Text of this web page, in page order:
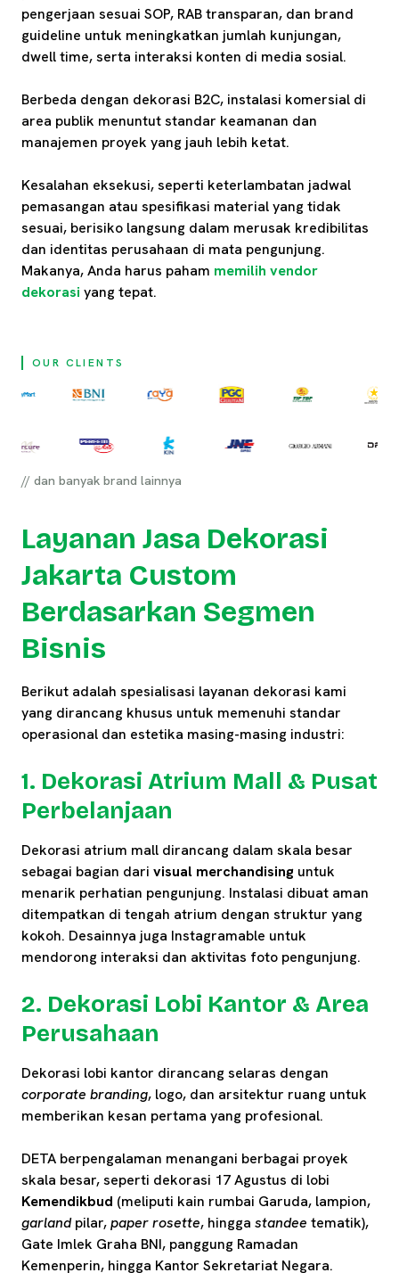
pengerjaan sesuai SOP, RAB transparan, dan brand
guideline untuk meningkatkan jumlah kunjungan,
dwell time, serta interaksi konten di media sosial.
Berbeda dengan dekorasi B2C, instalasi komersial di
area publik menuntut standar keamanan dan
manajemen proyek yang jauh lebih ketat.
Kesalahan eksekusi, seperti keterlambatan jadwal
pemasangan atau spesifikasi material yang tidak
sesuai, berisiko langsung dalam merusak kredibilitas
dan identitas perusahaan di mata pengunjung.
Makanya, Anda harus paham memilih vendor
dekorasi yang tepat.
OUR CLIENTS
// dan banyak brand lainnya
Layanan Jasa Dekorasi
Jakarta Custom
Berdasarkan Segmen
Bisnis
Berikut adalah spesialisasi layanan dekorasi kami
yang dirancang khusus untuk memenuhi standar
operasional dan estetika masing-masing industri:
1. Dekorasi Atrium Mall & Pusat
Perbelanjaan
Dekorasi atrium mall dirancang dalam skala besar
sebagai bagian dari visual merchandising untuk
menarik perhatian pengunjung. Instalasi dibuat aman
ditempatkan di tengah atrium dengan struktur yang
kokoh. Desainnya juga Instagramable untuk
mendorong interaksi dan aktivitas foto pengunjung.
2. Dekorasi Lobi Kantor & Area
Perusahaan
Dekorasi lobi kantor dirancang selaras dengan
corporate branding, logo, dan arsitektur ruang untuk
memberikan kesan pertama yang profesional.
DETA berpengalaman menangani berbagai proyek
skala besar, seperti dekorasi 17 Agustus di lobi
Kemendikbud (meliputi kain rumbai Garuda, lampion,
garlandpilar,paper rosette, hingga standee tematik),
Gate Imlek Graha BNI, panggung Ramadan
Kemenperin, hingga Kantor Sekretariat Negara.